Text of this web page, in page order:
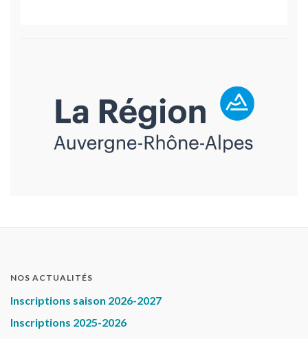
NOS ACTUALITÉS
Inscriptions saison 2026-2027
Inscriptions 2025-2026